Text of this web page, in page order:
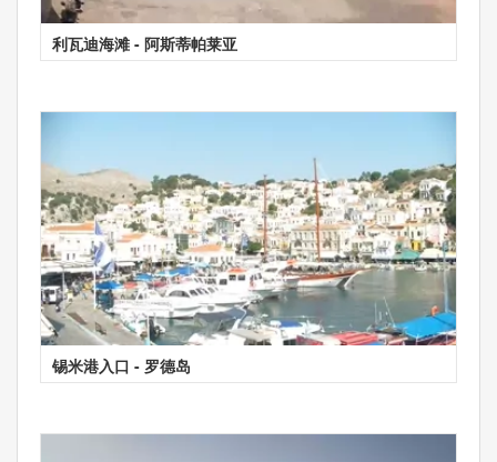
利瓦迪海滩 - 阿斯蒂帕莱亚
锡米港入口 - 罗德岛